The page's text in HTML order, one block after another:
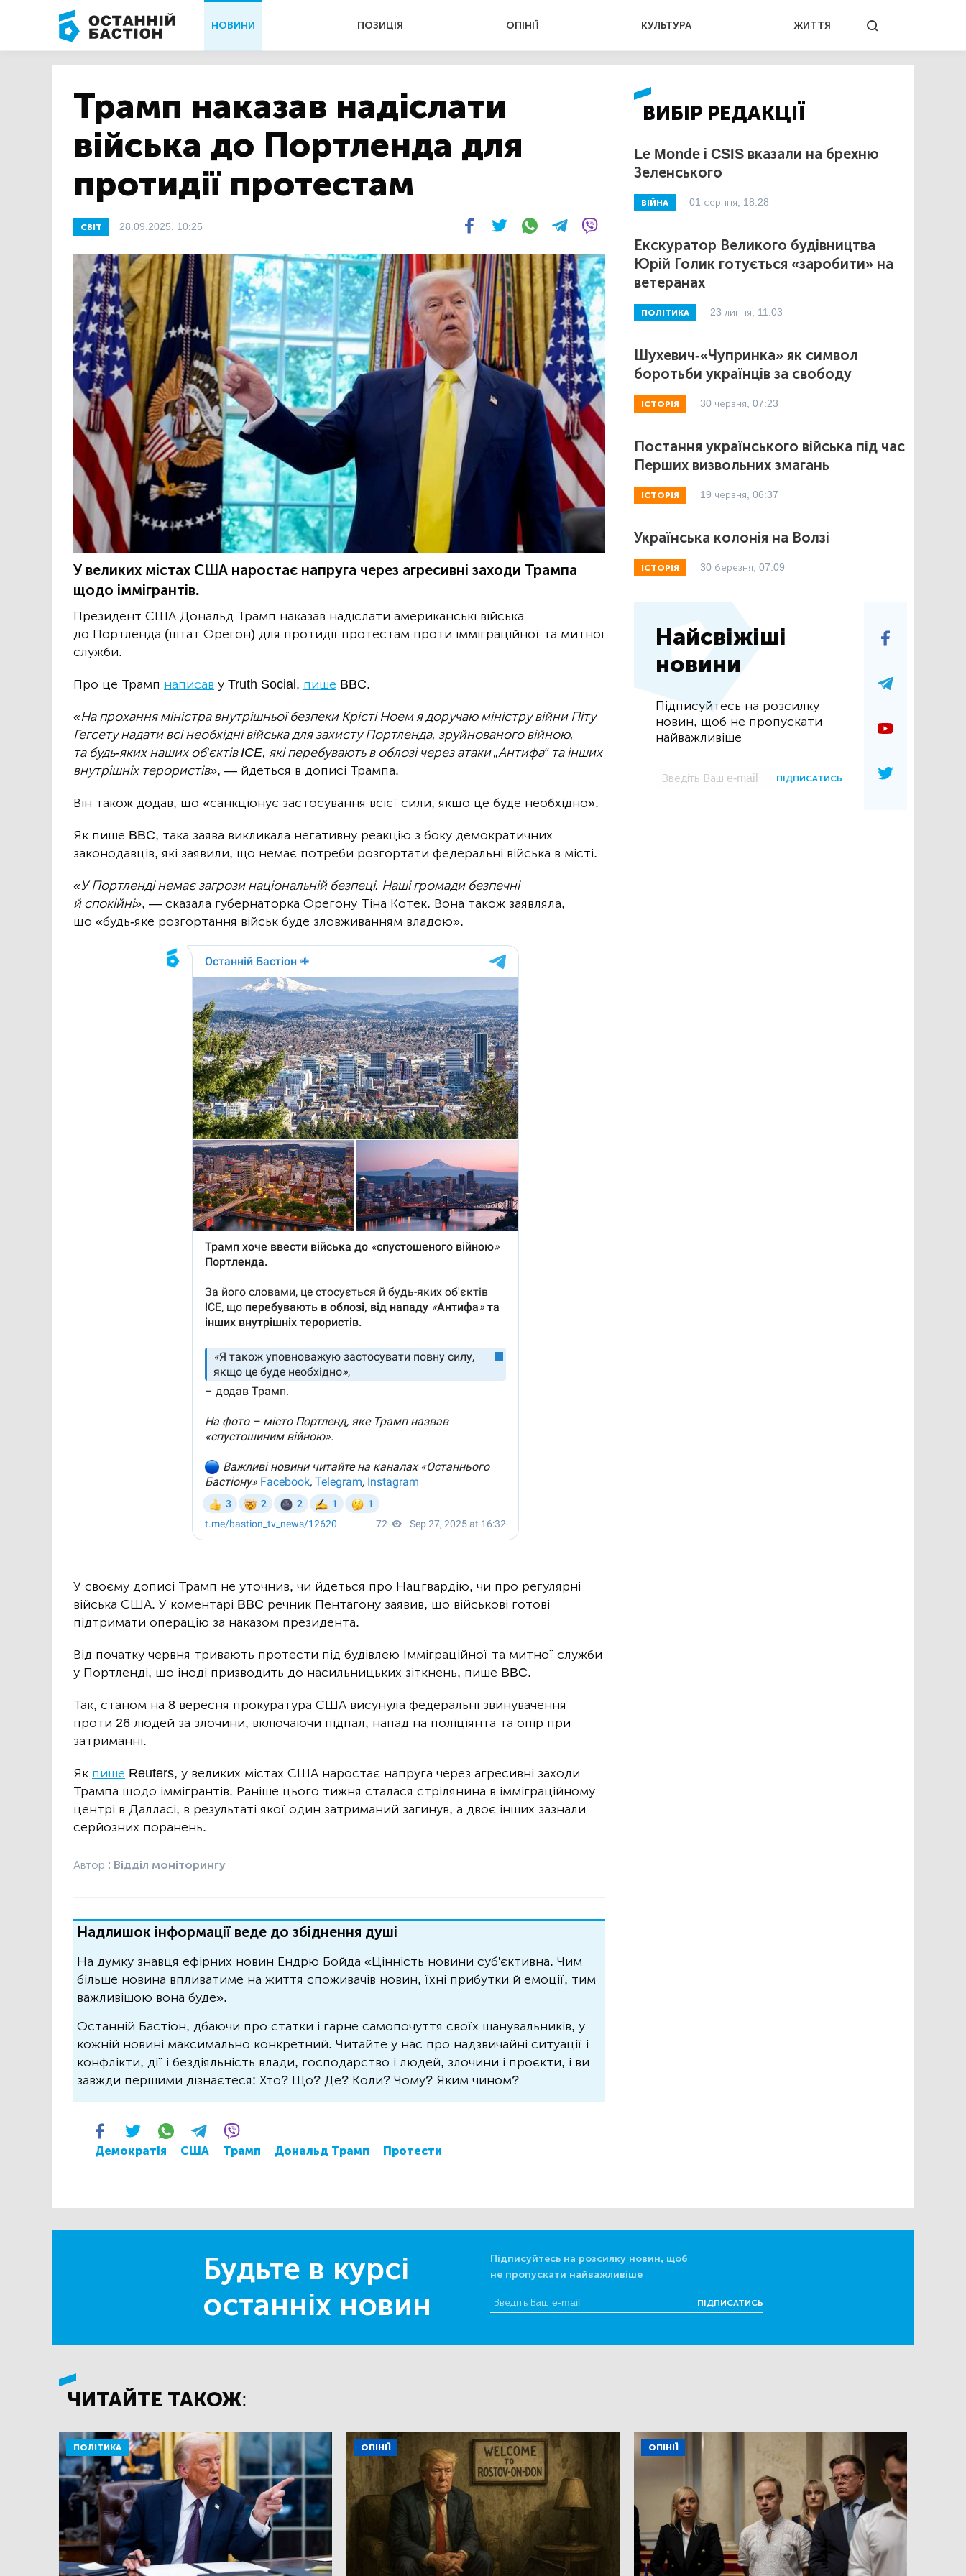
НОВИНИ ПОЗИЦІЯ ОПІНІЇ КУЛЬТУРА ЖИТТЯ
Трамп наказав надіслати
війська до Портленда для
протидії протестам
СВІТ 28.09.2025, 10:25
У великих містах США наростає напруга через агресивні заходи Трампа
щодо іммігрантів.
Президент США Дональд Трамп наказав надіслати американські війська
до Портленда (штат Орегон) для протидії протестам проти імміграційної та митної
служби.
Про це Трамп написав у Truth Social, пише BBC.
«На прохання міністра внутрішньої безпеки Крісті Ноем я доручаю міністру війни Піту
Гегсету надати всі необхідні війська для захисту Портленда, зруйнованого війною,
та будь-яких наших об'єктівICE, які перебувають в облозі через атаки „Антифа“ та інших
внутрішніх терористів», — йдеться в дописі Трампа.
Він також додав, що «санкціонує застосування всієї сили, якщо це буде необхідно».
Як пише BBC, така заява викликала негативну реакцію з боку демократичних
законодавців, які заявили, що немає потреби розгортати федеральні війська в місті.
«У Портленді немає загрози національній безпеці. Наші громади безпечні
й спокійні», — сказала губернаторка Орегону Тіна Котек. Вона також заявляла,
що «будь-яке розгортання військ буде зловживанням владою».
У своєму дописі Трамп не уточнив, чи йдеться про Нацгвардію, чи про регулярні
війська США. У коментарі BBC речник Пентагону заявив, що військові готові
підтримати операцію за наказом президента.
Від початку червня тривають протести під будівлею Імміграційної та митної служби
у Портленді, що іноді призводить до насильницьких зіткнень, пише BBC.
Так, станом на 8 вересня прокуратура США висунула федеральні звинувачення
проти 26 людей за злочини, включаючи підпал, напад на поліціянта та опір при
затриманні.
Як пише Reuters, у великих містах США наростає напруга через агресивні заходи
Трампа щодо іммігрантів. Раніше цього тижня сталася стрілянина в імміграційному
центрі в Далласі, в результаті якої один затриманий загинув, а двоє інших зазнали
серйозних поранень.
Автор : Відділ моніторингу
Надлишок інформації веде до збіднення душі
На думку знавця ефірних новин Ендрю Бойда «Цінність новини суб'єктивна. Чим
більше новина впливатиме на життя споживачів новин, їхні прибутки й емоції, тим
важливішою вона буде».
Останній Бастіон, дбаючи про статки і гарне самопочуття своїх шанувальників, у
кожній новині максимально конкретний. Читайте у нас про надзвичайні ситуації і
конфлікти, дії і бездіяльність влади, господарство і людей, злочини і проєкти, і ви
завжди першими дізнаєтеся: Хто? Що? Де? Коли? Чому? Яким чином?
Демократія США Трамп Дональд Трамп Протести
ВИБІР РЕДАКЦІЇ
Le Monde і CSIS вказали на брехню
Зеленського
ВІЙНА 01 серпня, 18:28
Екскуратор Великого будівництва
Юрій Голик готується «заробити» на
ветеранах
ПОЛІТИКА 23 липня, 11:03
Шухевич-«Чупринка» як символ
боротьби українців за свободу
ІСТОРІЯ 30 червня, 07:23
Постання українського війська під час
Перших визвольних змагань
ІСТОРІЯ 19 червня, 06:37
Українська колонія на Волзі
ІСТОРІЯ 30 березня, 07:09
Найсвіжіші
новини
Підписуйтесь на розсилку
новин, щоб не пропускати
найважливіше
ПІДПИСАТИСЬ
Будьте в курсі
останніх новин
Підписуйтесь на розсилку новин, щоб
не пропускати найважливіше
ПІДПИСАТИСЬ
ЧИТАЙТЕ ТАКОЖ:
ПОЛІТИКА ОПІНІЇ ОПІНІЇ